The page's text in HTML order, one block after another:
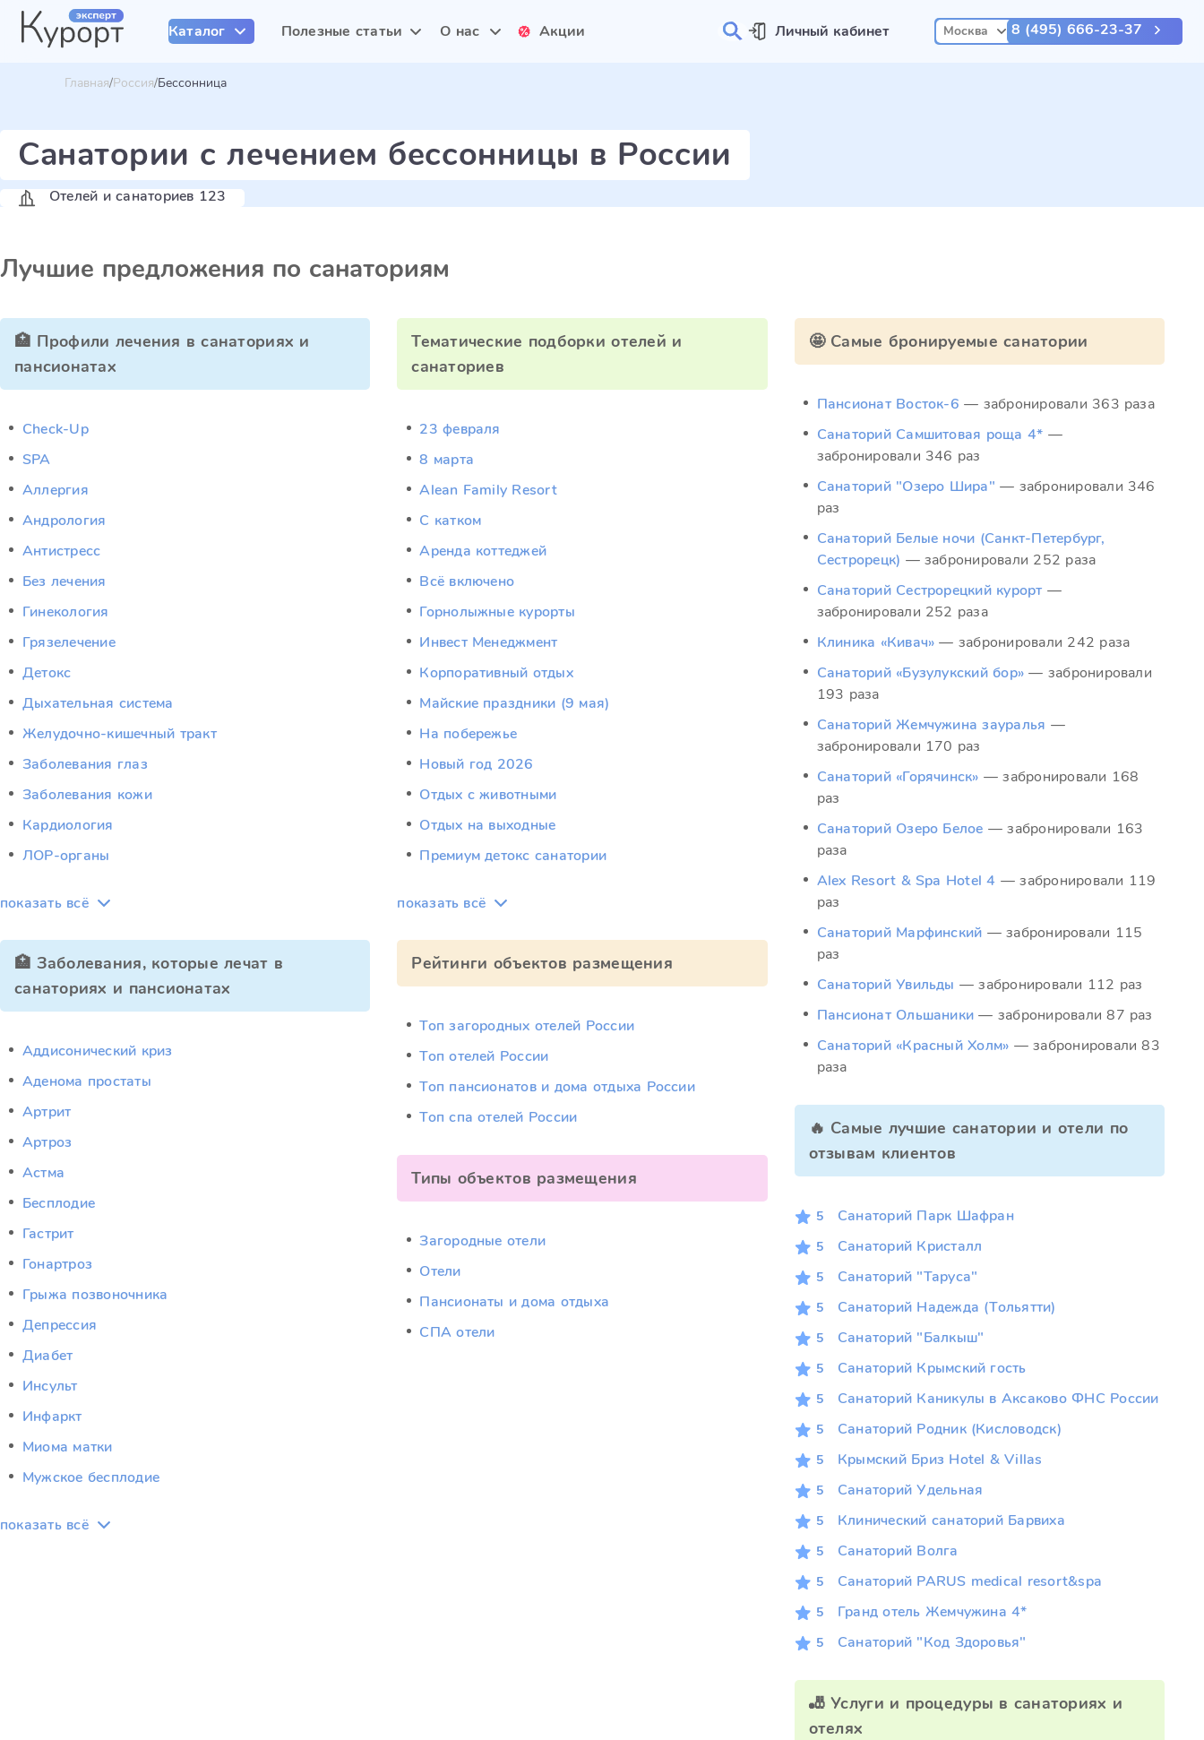
Каталог Полезные статьи О нас Акции Личный кабинет Москва 8 (495) 666-23-37
Главная Россия Бессонница
Санатории с лечением бессонницы в России
Отелей и санаториев 123
Лучшие предложения по санаториям
🏥 Профили лечения в санаториях и
пансионатах
Check-Up
SPA
Аллергия
Андрология
Антистресс
Без лечения
Гинекология
Грязелечение
Детокс
Дыхательная система
Желудочно-кишечный тракт
Заболевания глаз
Заболевания кожи
Кардиология
ЛОР-органы
показать всё
🏥 Заболевания, которые лечат в
санаториях и пансионатах
Аддисонический криз
Аденома простаты
Артрит
Артроз
Астма
Бесплодие
Гастрит
Гонартроз
Грыжа позвоночника
Депрессия
Диабет
Инсульт
Инфаркт
Миома матки
Мужское бесплодие
показать всё
Тематические подборки отелей и
санаториев
23 февраля
8 марта
Alean Family Resort
C катком
Аренда коттеджей
Всё включено
Горнолыжные курорты
Инвест Менеджмент
Корпоративный отдых
Майские праздники (9 мая)
На побережье
Новый год 2026
Отдых c животными
Отдых на выходные
Премиум детокс санатории
показать всё
Рейтинги объектов размещения
Топ загородных отелей России
Топ отелей России
Топ пансионатов и дома отдыха России
Топ спа отелей России
Типы объектов размещения
Загородные отели
Отели
Пансионаты и дома отдыха
СПА отели
🤩 Самые бронируемые санатории
Пансионат Восток-6 — забронировали 363 раза
Санаторий Самшитовая роща 4* —
забронировали 346 раз
Санаторий "Озеро Шира" — забронировали 346
раз
Санаторий Белые ночи (Санкт-Петербург,
Сестрорецк) — забронировали 252 раза
Санаторий Сестрорецкий курорт —
забронировали 252 раза
Клиника «Кивач» — забронировали 242 раза
Санаторий «Бузулукский бор» — забронировали
193 раза
Санаторий Жемчужина зауралья —
забронировали 170 раз
Санаторий «Горячинск» — забронировали 168
раз
Санаторий Озеро Белое — забронировали 163
раза
Alex Resort & Spa Hotel 4 — забронировали 119
раз
Санаторий Марфинский — забронировали 115
раз
Санаторий Увильды — забронировали 112 раз
Пансионат Ольшаники — забронировали 87 раз
Санаторий «Красный Холм» — забронировали 83
раза
🔥 Самые лучшие санатории и отели по
отзывам клиентов
5 Санаторий Парк Шафран
5 Санаторий Кристалл
5 Санаторий "Таруса"
5 Санаторий Надежда (Тольятти)
5 Санаторий "Балкыш"
5 Санаторий Крымский гость
5 Санаторий Каникулы в Аксаково ФНС России
5 Санаторий Родник (Кисловодск)
5 Крымский Бриз Hotel & Villas
5 Санаторий Удельная
5 Клинический санаторий Барвиха
5 Санаторий Волга
5 Санаторий PARUS medical resort&spa
5 Гранд отель Жемчужина 4*
5 Санаторий "Код Здоровья"
🎳 Услуги и процедуры в санаториях и
отелях